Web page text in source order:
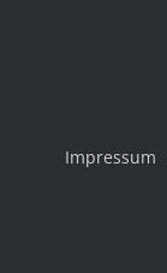
Impressum